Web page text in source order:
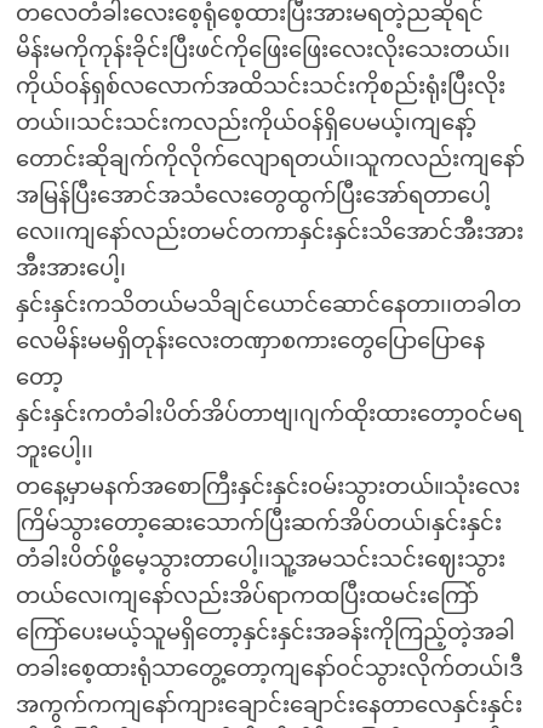
တလေတံခါးလေးစေ့ရုံစေ့ထားပြီးအားမရတဲ့ညဆိုရင်
မိန်းမကိုကုန်းခိုင်းပြီးဖင်ကိုဖြေးဖြေးလေးလိုးသေးတယ်၊၊
ကိုယ်ဝန်ရှစ်လလောက်အထိသင်းသင်းကိုစည်းရုံးပြီးလိုး
တယ်၊၊သင်းသင်းကလည်းကိုယ်ဝန်ရှိပေမယ့်၊ကျနော့်
တောင်းဆိုချက်ကိုလိုက်လျောရတယ်၊၊သူကလည်းကျနော်
အမြန်ပြီးအောင်အသံလေးတွေထွက်ပြီးအော်ရတာပေါ့
လေ၊၊ကျနော်လည်းတမင်တကာနှင်းနှင်းသိအောင်အီးအား
အီးအားပေါ့၊
နှင်းနှင်းကသိတယ်မသိချင်ယောင်ဆောင်နေတာ၊၊တခါတ
လေမိန်းမမရှိတုန်းလေးတဏှာစကားတွေပြောပြောနေ
တော့
နှင်းနှင်းကတံခါးပိတ်အိပ်တာဗျ၊ဂျက်ထိုးထားတော့ဝင်မရ
ဘူးပေါ့၊၊
တနေ့မှာမနက်အစောကြီးနှင်းနှင်းဝမ်းသွားတယ်။သုံးလေး
ကြိမ်သွားတော့ဆေးသောက်ပြီးဆက်အိပ်တယ်၊နှင်းနှင်း
တံခါးပိတ်ဖို့မေ့သွားတာပေါ့၊၊သူ့အမသင်းသင်းဈေးသွား
တယ်လေ၊ကျနော်လည်းအိပ်ရာကထပြီးထမင်းကြော်
ကြော်ပေးမယ့်သူမရှိတော့နှင်းနှင်းအခန်းကိုကြည့်တဲ့အခါ
တခါးစေ့ထားရုံသာတွေ့တော့ကျနော်ဝင်သွားလိုက်တယ်၊ဒီ
အကွက်ကကျနော်ကျားချောင်းချောင်းနေတာလေနှင်းနှင်း